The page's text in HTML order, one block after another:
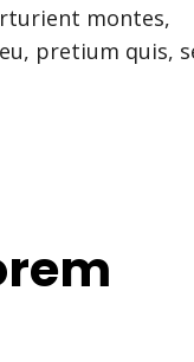
montes,
pretium quis,